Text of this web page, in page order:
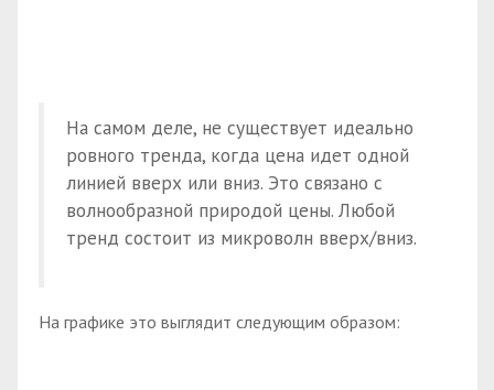
На самом деле, не существует идеально
ровного тренда, когда цена идет одной
линией вверх или вниз. Это связано с
волнообразной природой цены. Любой
тренд состоит из микроволн вверх/вниз.
На графике это выглядит следующим образом: